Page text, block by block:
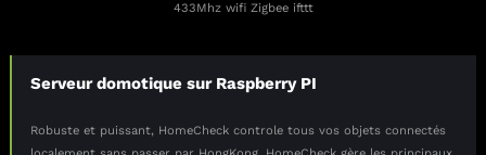
433Mhz wifi Zigbee ifttt
Serveur domotique sur Raspberry PI
Robuste et puissant, HomeCheck controle tous vos objets connectés